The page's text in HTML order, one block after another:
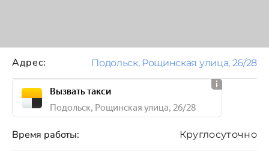
Время работы: Круглосуточно
Адрес: Подольск, Рощинская улица, 26/28
Вызвать такси
Подольск, Рощинская улица, 26/28